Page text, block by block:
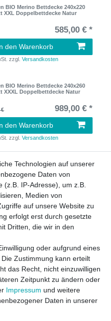
BIO Merino Bettdecke 240x220
XXL Doppelbettdecke Natur
585,00 € *
den Warenkorb
zzgl.Versandkosten
BIO Merino Bettdecke 240x260
XXXL Doppelbettdecke Natur
€
989,00 € *
den Warenkorb
zzgl.Versandkosten
Kamelhaar Bettdecke 135x200
Natur kontrolliert
In den Warenkorb
zzgl.Versandkosten
Natur kontrolliert
den Warenkorb
zzgl.Versandkosten
Technologien auf unserer
Daten von
(z.B. IP-Adresse), um z.B.
Medien von
auf unsere Website zu
erfolgt erst durch gesetzte
Dritten, die wir in den
oder aufgrund eines
Zustimmung kann erteilt
das Recht, nicht einzuwilligen
Zeitpunkt zu ändern oder
Impressum und weitere
Daten in unserer